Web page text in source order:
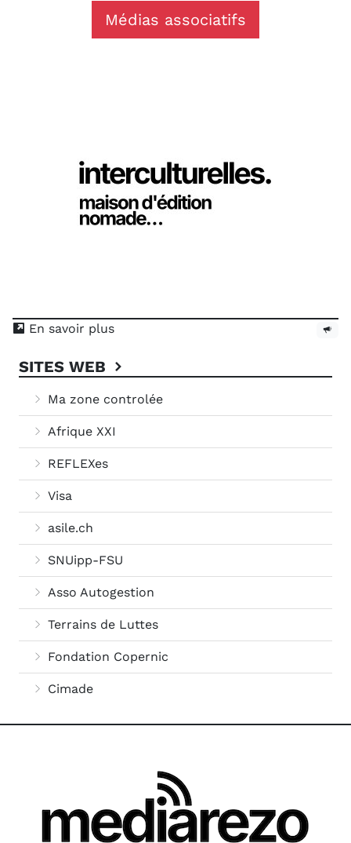
Médias associatifs
En savoir plus
SITES WEB
Ma zone controlée
Afrique XXI
REFLEXes
Visa
asile.ch
SNUipp-FSU
Asso Autogestion
Terrains de Luttes
Fondation Copernic
Cimade